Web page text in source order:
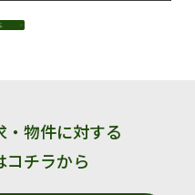
レス、電話番号等をいいま
いて適切な安全措置を講
紛失、毀損または加入者の
することに努めます。
、お客様に対し収集目的
物件に対する
コチラから